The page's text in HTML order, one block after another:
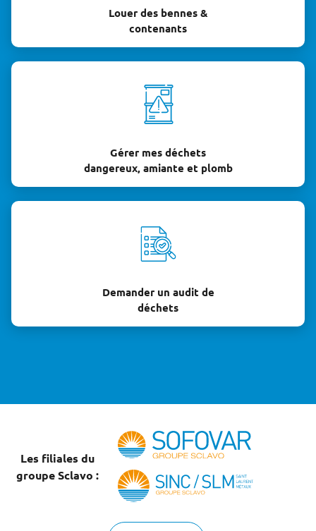
Louer des bennes &
contenants
Gérer mes déchets
dangereux, amiante et plomb
Demander un audit de
déchets
Les filiales du
groupe Sclavo :